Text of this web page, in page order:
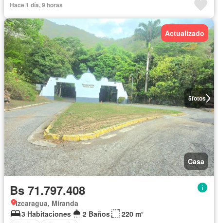
Hace 1 día, 9 horas
5fotos
Actualizado
Casa
Bs 71.797.408
Izcaragua, Miranda
3 Habitaciones
2 Baños
220 m²